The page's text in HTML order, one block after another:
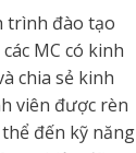
trình đào tạo
MC có kinh
chia sẻ kinh
viên được rèn
đến kỹ năng